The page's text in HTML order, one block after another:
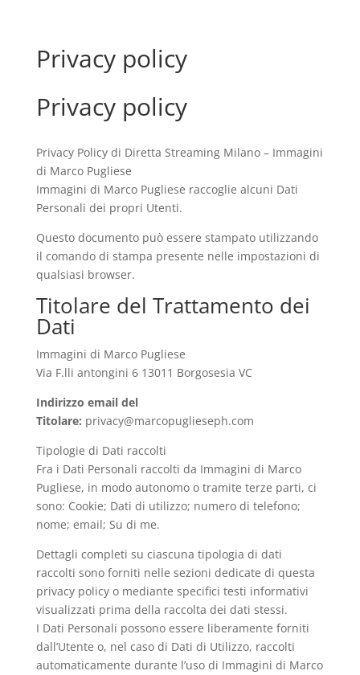
Privacy policy
Privacy policy
Privacy Policy di Diretta Streaming Milano – Immagini
di Marco Pugliese
Immagini di Marco Pugliese raccoglie alcuni Dati
Personali dei propri Utenti.
Questo documento può essere stampato utilizzando
il comando di stampa presente nelle impostazioni di
qualsiasi browser.
Titolare del Trattamento dei
Dati
Immagini di Marco Pugliese
Via F.lli antongini 6 13011 Borgosesia VC
Indirizzo email del
Titolare: privacy@marcopuglieseph.com
Tipologie di Dati raccolti
Fra i Dati Personali raccolti da Immagini di Marco
Pugliese, in modo autonomo o tramite terze parti, ci
sono: Cookie; Dati di utilizzo; numero di telefono;
nome; email; Su di me.
Dettagli completi su ciascuna tipologia di dati
raccolti sono forniti nelle sezioni dedicate di questa
privacy policy o mediante specifici testi informativi
visualizzati prima della raccolta dei dati stessi.
I Dati Personali possono essere liberamente forniti
dall’Utente o, nel caso di Dati di Utilizzo, raccolti
automaticamente durante l’uso di Immagini di Marco